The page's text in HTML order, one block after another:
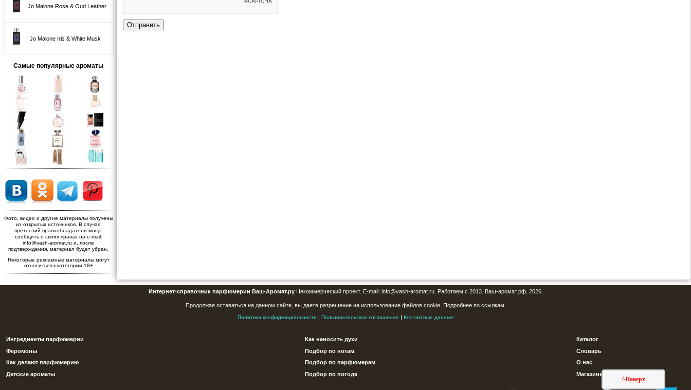
Jo Malone Rose & Oud Leather
Jo Malone Iris & White Musk
Самые популярные ароматы
Фото, видео и другие материалы получены
из открытых источников. В случае
претензий правообладатели могут
сообщить о своих правах на e-mail:
info@vash-aromat.ru и, после
подтверждения, материал будет убран.
Некоторые рекламные материалы могут
относиться к категории 18+
Отправить
^Наверх
Интернет-справочник парфюмерии Ваш-Аромат.руНекоммерческий проект. E-mail: info@vash-aromat.ru. Работаем с 2013. Ваш-аромат.рф, 2026.
Продолжая оставаться на данном сайте, вы даете разрешение на использование файлов cookie. Подробнее по ссылкам:
Политика конфиденциальности | Пользовательское соглашение | Контактные данные
Ингредиенты парфюмерии
Феромоны
Как делают парфюмерию
Детские ароматы
Как наносить духи
Подбор по нотам
Подбор по парфюмерам
Подбор по погоде
Каталог
Словарь
О нас
Магазины